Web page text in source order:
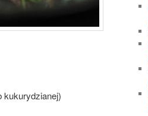
kukurydzianej)